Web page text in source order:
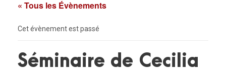
« Tous les Évènements
Cet évènement est passé
Séminaire de Cecilia